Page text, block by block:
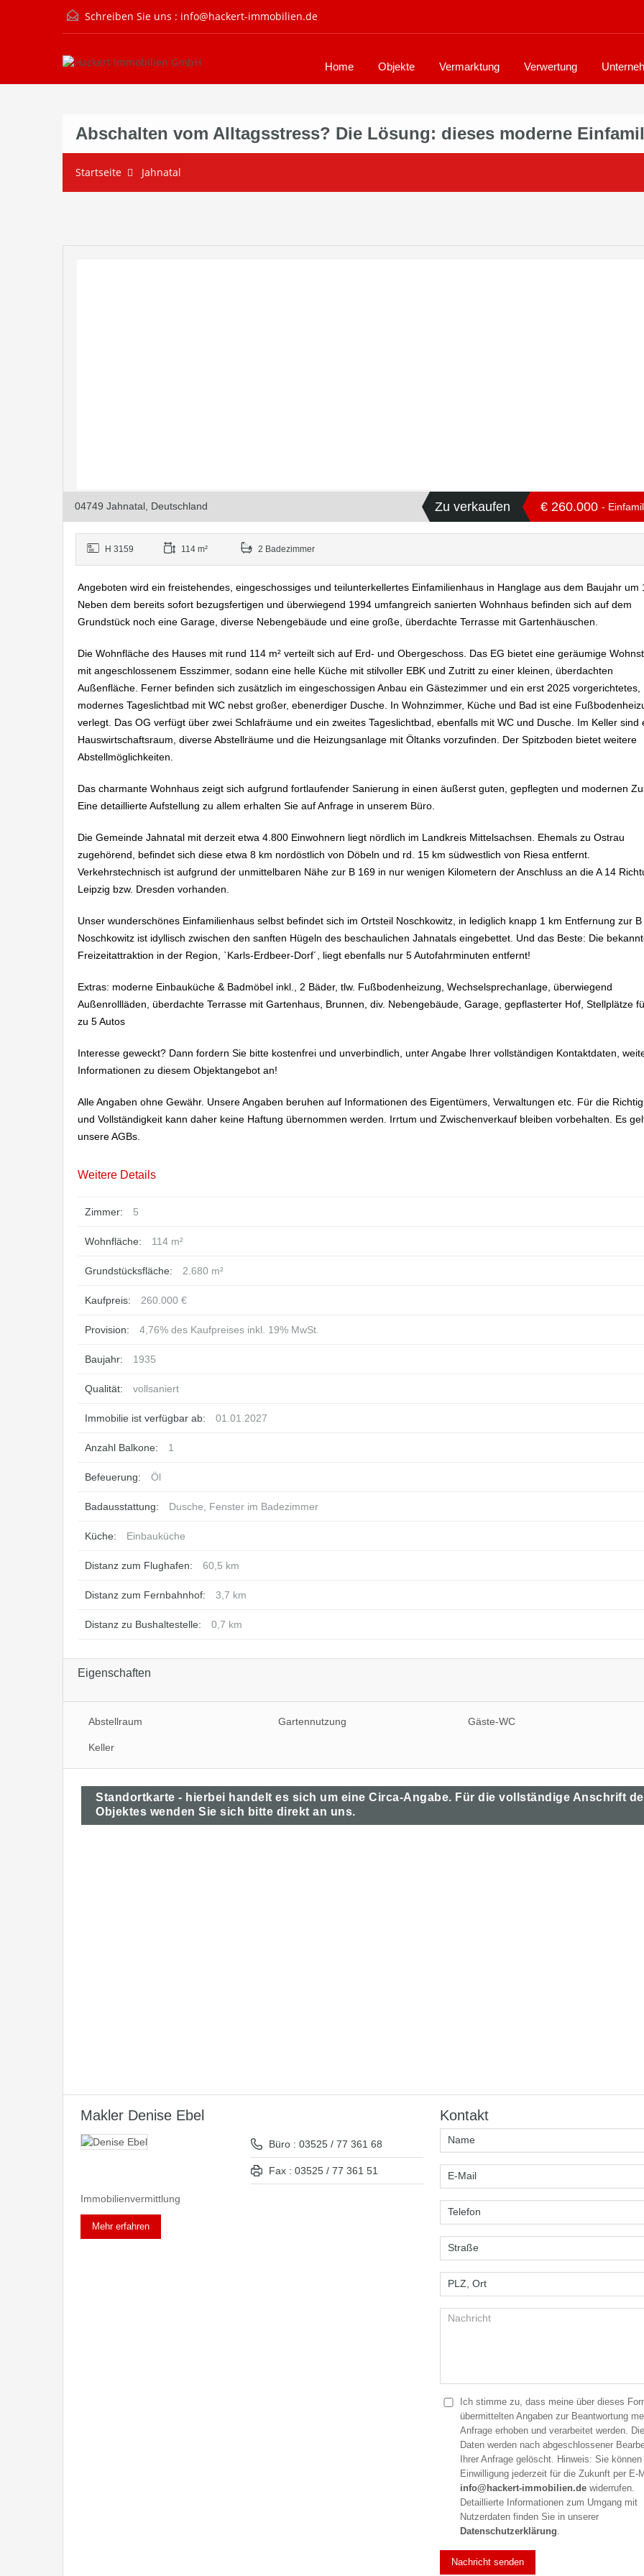
Schreiben Sie uns : info@hackert-immobilien.de
Home Objekte Vermarktung Verwertung
Abschalten vom Alltagsstress? Die Lösung: dieses moderne
Startseite Jahnatal
04749 Jahnatal, Deutschland Zu verkaufen € 260.000 -
H 3159 114 m² 2 Badezimmer
Angeboten wird ein freistehendes, eingeschossiges und teilunterkellertes Einfamilienhaus in Hanglage aus dem Baujahr um
Neben dem bereits sofort bezugsfertigen und überwiegend 1994 umfangreich sanierten Wohnhaus befinden sich auf dem
Grundstück noch eine Garage, diverse Nebengebäude und eine große, überdachte Terrasse mit Gartenhäuschen.
Die Wohnfläche des Hauses mit rund 114 m² verteilt sich auf Erd- und Obergeschoss. Das EG bietet eine geräumige
mit angeschlossenem Esszimmer, sodann eine helle Küche mit stilvoller EBK und Zutritt zu einer kleinen, überdachten
Außenfläche. Ferner befinden sich zusätzlich im eingeschossigen Anbau ein Gästezimmer und ein erst 2025 vorgerichtetes,
modernes Tageslichtbad mit WC nebst großer, ebenerdiger Dusche. In Wohnzimmer, Küche und Bad ist eine
verlegt. Das OG verfügt über zwei Schlafräume und ein zweites Tageslichtbad, ebenfalls mit WC und Dusche. Im Keller sind
Hauswirtschaftsraum, diverse Abstellräume und die Heizungsanlage mit Öltanks vorzufinden. Der Spitzboden bietet weitere
Abstellmöglichkeiten.
Das charmante Wohnhaus zeigt sich aufgrund fortlaufender Sanierung in einen äußerst guten, gepflegten und modernen
Eine detaillierte Aufstellung zu allem erhalten Sie auf Anfrage in unserem Büro.
Die Gemeinde Jahnatal mit derzeit etwa 4.800 Einwohnern liegt nördlich im Landkreis Mittelsachsen. Ehemals zu Ostrau
zugehörend, befindet sich diese etwa 8 km nordöstlich von Döbeln und rd. 15 km südwestlich von Riesa entfernt.
Verkehrstechnisch ist aufgrund der unmittelbaren Nähe zur B 169 in nur wenigen Kilometern der Anschluss an die A 14
Leipzig bzw. Dresden vorhanden.
Unser wunderschönes Einfamilienhaus selbst befindet sich im Ortsteil Noschkowitz, in lediglich knapp 1 km Entfernung zur
Noschkowitz ist idyllisch zwischen den sanften Hügeln des beschaulichen Jahnatals eingebettet. Und das Beste: Die
Freizeitattraktion in der Region, `Karls-Erdbeer-Dorf´, liegt ebenfalls nur 5 Autofahrminuten entfernt!
Extras: moderne Einbauküche & Badmöbel inkl., 2 Bäder, tlw. Fußbodenheizung, Wechselsprechanlage, überwiegend
Außenrollläden, überdachte Terrasse mit Gartenhaus, Brunnen, div. Nebengebäude, Garage, gepflasterter Hof, Stellplätze
zu 5 Autos
Interesse geweckt? Dann fordern Sie bitte kostenfrei und unverbindlich, unter Angabe Ihrer vollständigen Kontaktdaten,
Informationen zu diesem Objektangebot an!
Alle Angaben ohne Gewähr. Unsere Angaben beruhen auf Informationen des Eigentümers, Verwaltungen etc. Für die
und Vollständigkeit kann daher keine Haftung übernommen werden. Irrtum und Zwischenverkauf bleiben vorbehalten. Es
unsere AGBs.
Weitere Details
Zimmer: 5
Wohnfläche: 114 m²
Grundstücksfläche: 2.680 m²
Kaufpreis: 260.000 €
Provision: 4,76% des Kaufpreises inkl. 19% MwSt.
Baujahr: 1935
Qualität: vollsaniert
Immobilie ist verfügbar ab: 01.01.2027
Anzahl Balkone: 1
Befeuerung: Öl
Badausstattung: Dusche, Fenster im Badezimmer
Küche: Einbauküche
Distanz zum Flughafen: 60,5 km
Distanz zum Fernbahnhof: 3,7 km
Distanz zu Bushaltestelle: 0,7 km
Eigenschaften
Abstellraum Gartennutzung Gäste-WC
Keller
Standortkarte - hierbei handelt es sich um eine Circa-Angabe. Für die vollständige Anschrift
Objektes wenden Sie sich bitte direkt an uns.
Makler Denise Ebel
Büro : 03525 / 77 361 68
Fax : 03525 / 77 361 51
Immobilienvermittlung
Mehr erfahren
Kontakt
Ich stimme zu, dass meine über dieses
übermittelten Angaben zur Beantwortung
Anfrage erhoben und verarbeitet werden. Die
Daten werden nach abgeschlossener
Ihrer Anfrage gelöscht. Hinweis: Sie können
Einwilligung jederzeit für die Zukunft per E-
info@hackert-immobilien.de widerrufen.
Detaillierte Informationen zum Umgang mit
Nutzerdaten finden Sie in unserer
Datenschutzerklärung.